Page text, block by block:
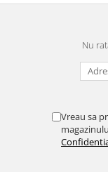
Nu
Vreau sa